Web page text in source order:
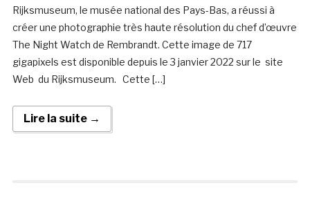
Rijksmuseum, le musée national des Pays-Bas, a réussi à
créer une photographie très haute résolution du chef d’œuvre
The Night Watch de Rembrandt. Cette image de 717
gigapixels est disponible depuis le 3 janvier 2022 sur le site
Web du Rijksmuseum. Cette […]
Lire la suite →